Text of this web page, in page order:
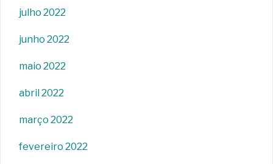
julho 2022
junho 2022
maio 2022
abril 2022
março 2022
fevereiro 2022